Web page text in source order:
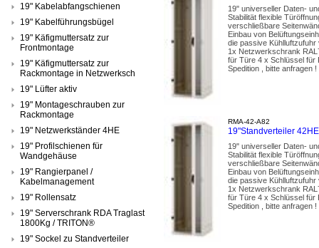
19" Kabelabfangschienen
19" Kabelführungsbügel
19" Käfigmuttersatz zur
Frontmontage
19" Käfigmuttersatz zur
Rackmontage in Netzwerksch
19" Lüfter aktiv
19" Montageschrauben zur
Rackmontage
19" Netzwerkständer 4HE
19" Profilschienen für
Wandgehäuse
19" Rangierpanel /
Kabelmanagement
19" Rollensatz
19" Serverschrank RDA Traglast
1800Kg / TRITON®
19" Sockel zu Standverteiler
19" universeller Daten-
Stabilität flexible
verschließbare
Einbau von
die passive
1x Netzwerkschrank
für Türe 4 x Schlüssel für
Spedition , bitte anfragen !
RMA-42-A82
19"Standverteiler
19" universeller Daten-
Stabilität flexible
verschließbare
Einbau von
die passive
1x Netzwerkschrank
für Türe 4 x Schlüssel für
Spedition , bitte anfragen !